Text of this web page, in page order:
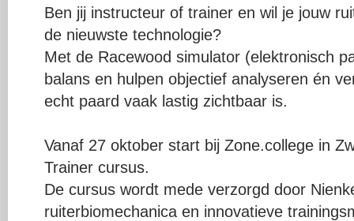
Ben jij instructeur of trainer en wil je jouw
de nieuwste technologie?
Met de Racewood simulator (elektronisch
balans en hulpen objectief analyseren én
echt paard vaak lastig zichtbaar is.
Vanaf 27 oktober start bij Zone.college in
Trainer cursus.
De cursus wordt mede verzorgd door
ruiterbiomechanica en innovatieve